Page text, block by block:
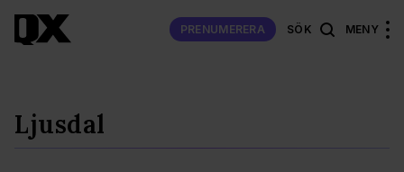
PRENUMERERA SÖK MENY
Ljusdal